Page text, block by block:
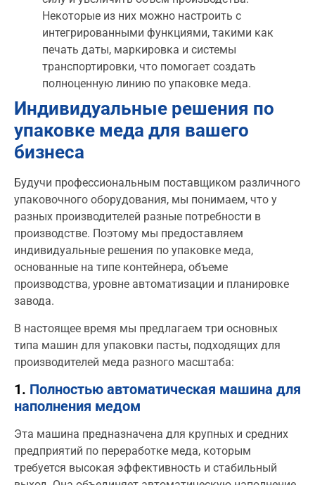
Некоторые из них можно настроить с
интегрированными функциями, такими как
печать даты, маркировка и системы
транспортировки, что помогает создать
полноценную линию по упаковке меда.
Индивидуальные решения по
упаковке меда для вашего
бизнеса
Будучи профессиональным поставщиком различного
упаковочного оборудования, мы понимаем, что у
разных производителей разные потребности в
производстве. Поэтому мы предоставляем
индивидуальные решения по упаковке меда,
основанные на типе контейнера, объеме
производства, уровне автоматизации и планировке
завода.
В настоящее время мы предлагаем три основных
типа машин для упаковки пасты, подходящих для
производителей меда разного масштаба:
1. Полностью автоматическая машина для
наполнения медом
Эта машина предназначена для крупных и средних
предприятий по переработке меда, которым
требуется высокая эффективность и стабильный